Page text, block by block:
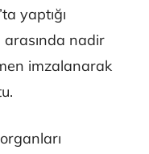
yaptığı
arasında nadir
imzalanarak